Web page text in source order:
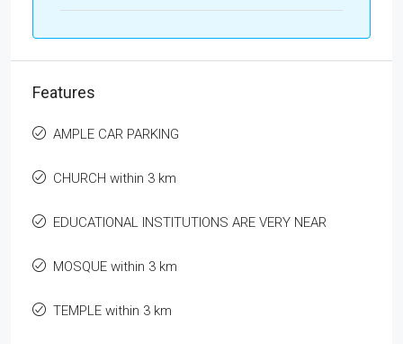
Features
AMPLE CAR PARKING
CHURCH within 3 km
EDUCATIONAL INSTITUTIONS ARE VERY NEAR
MOSQUE within 3 km
TEMPLE within 3 km